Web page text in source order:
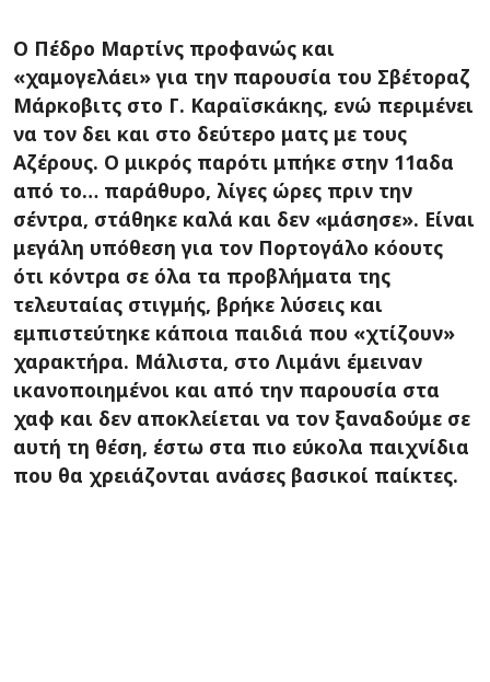
Ο Πέδρο Μαρτίνς προφανώς και
«χαμογελάει» για την παρουσία του Σβέτοραζ
Μάρκοβιτς στο Γ. Καραϊσκάκης, ενώ περιμένει
να τον δει και στο δεύτερο ματς με τους
Αζέρους. Ο μικρός παρότι μπήκε στην 11αδα
από το… παράθυρο, λίγες ώρες πριν την
σέντρα, στάθηκε καλά και δεν «μάσησε». Είναι
μεγάλη υπόθεση για τον Πορτογάλο κόουτς
ότι κόντρα σε όλα τα προβλήματα της
τελευταίας στιγμής, βρήκε λύσεις και
εμπιστεύτηκε κάποια παιδιά που «χτίζουν»
χαρακτήρα. Μάλιστα, στο Λιμάνι έμειναν
ικανοποιημένοι και από την παρουσία στα
χαφ και δεν αποκλείεται να τον ξαναδούμε σε
αυτή τη θέση, έστω στα πιο εύκολα παιχνίδια
που θα χρειάζονται ανάσες βασικοί παίκτες.